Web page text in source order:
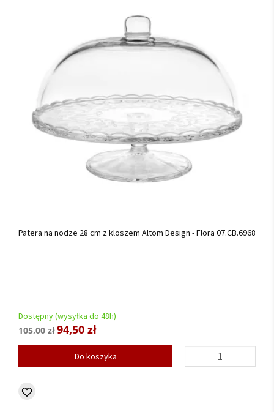
Patera na nodze 28 cm z kloszem Altom Design - Flora 07.CB.6968
Dostępny (wysyłka do 48h)
105,00 zł94,50 zł
Do koszyka